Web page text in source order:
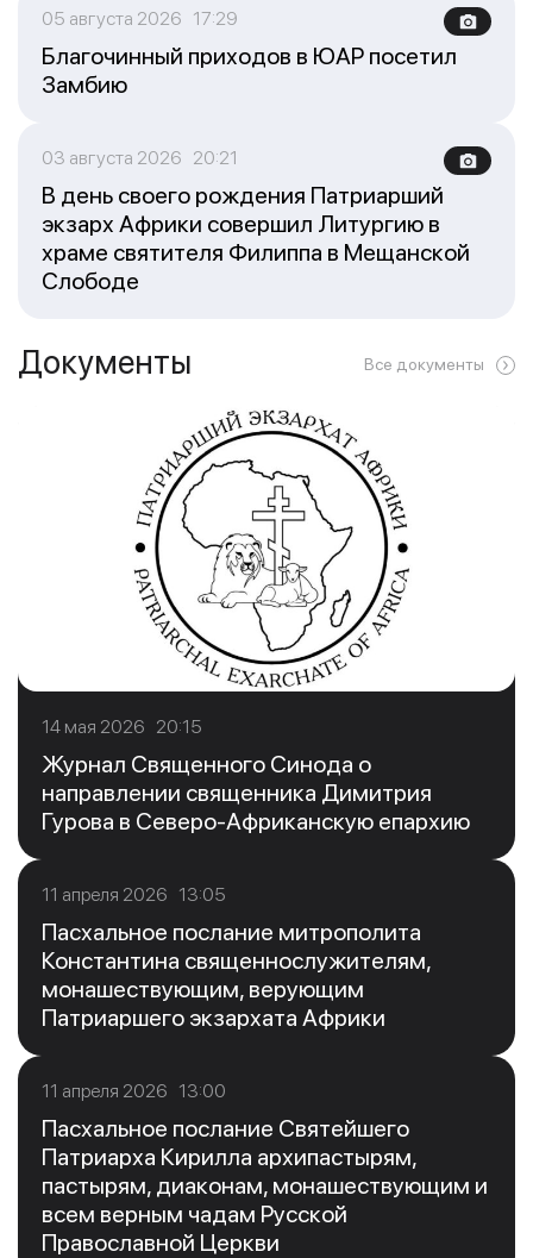
05 августа 2026 17:29
Благочинный приходов в ЮАР посетил
Замбию
03 августа 2026 20:21
В день своего рождения Патриарший
экзарх Африки совершил Литургию в
храме святителя Филиппа в Мещанской
Слободе
Документы Все документы
14 мая 2026 20:15
Журнал Священного Синода о
направлении священника Димитрия
Гурова в Северо-Африканскую епархию
11 апреля 2026 13:05
Пасхальное послание митрополита
Константина священнослужителям,
монашествующим, верующим
Патриаршего экзархата Африки
11 апреля 2026 13:00
Пасхальное послание Святейшего
Патриарха Кирилла архипастырям,
пастырям, диаконам, монашествующим и
всем верным чадам Русской
Православной Церкви